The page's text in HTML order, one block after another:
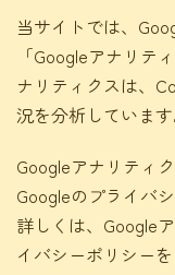
当サイトでは、
「Googleアナリテ
ナリティクスは、
況を分析しています
Googleアナリティ
Googleのプライバ
詳しくは、 Google
イバシーポリシー